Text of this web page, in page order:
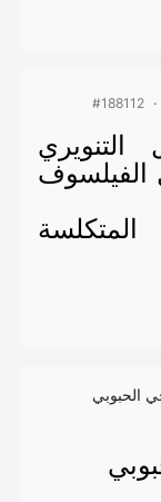
#188112
الفيلسوف
الحبوبي